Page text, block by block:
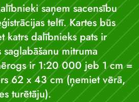
saņem sacensību
teltī. Kartes būs
katrs dalībnieks pats ir
mitruma
ir 1:20 000 jeb 1 cm =
62 x 43 cm (ņemiet vērā,
turētāju).